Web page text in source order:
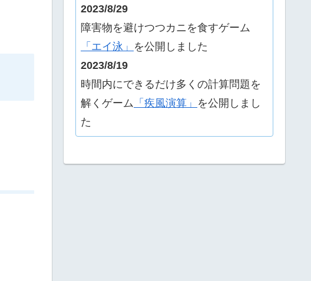
2023/8/29
障害物を避けつつカニを食すゲーム
「エイ泳」 を公開しました
2023/8/19
時間内にできるだけ多くの計算問題を
解くゲーム 「疾風演算」 を公開しまし
た